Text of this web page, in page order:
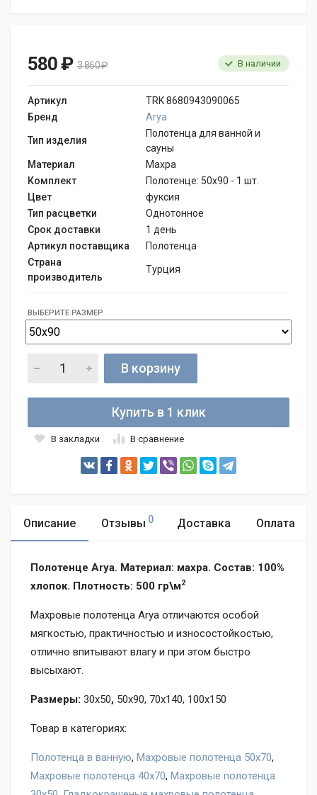
580 ₽ 3 860 ₽ В наличии
Артикул
TRK 8680943090065
Бренд
Arya
Тип изделия
Полотенца для ванной и
сауны
Материал
Махра
Комплект
Полотенце: 50x90 - 1 шт.
Цвет
фуксия
Тип расцветки
Однотонное
Срок доставки
1 день
Артикул поставщика
Полотенца
Страна
производитель
Турция
ВЫБЕРИТЕ РАЗМЕР
В корзину
Купить в 1 клик
В закладки В сравнение
Описание Отзывы 0 Доставка Оплата
Полотенце Arya. Материал: махра. Состав: 100%
хлопок. Плотность: 500 гр\м2
Махровые полотенца Arya отличаются особой
мягкостью, практичностью и износостойкостью,
отлично впитывают влагу и при этом быстро
высыхают.
Размеры: 30x50, 50x90, 70x140, 100x150
Товар в категориях:
Полотенца в ванную, Махровые полотенца 50х70,
Махровые полотенца 40х70, Махровые полотенца